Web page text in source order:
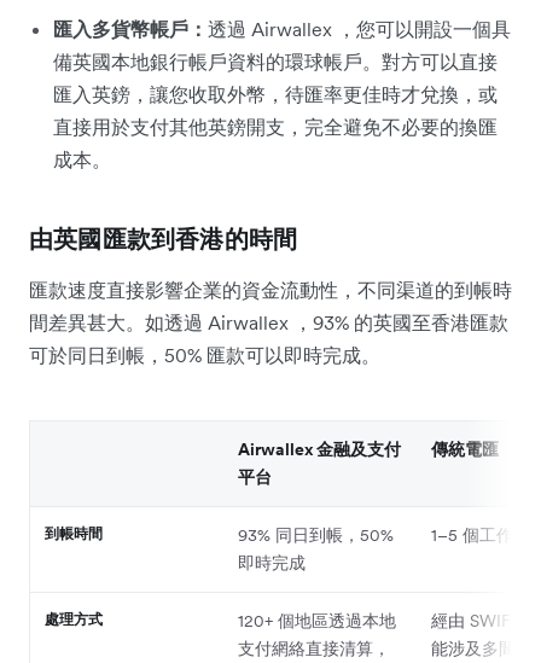
匯入多貨幣帳戶： 透過 Airwallex ，您可以開設一個具
備英國本地銀行帳戶資料的環球帳戶。對方可以直接
匯入英鎊，讓您收取外幣，待匯率更佳時才兌換，或
直接用於支付其他英鎊開支，完全避免不必要的換匯
成本。
由英國匯款到香港的時間
匯款速度直接影響企業的資金流動性，不同渠道的到帳時
間差異甚大。如透過 Airwallex ，93% 的英國至香港匯款
可於同日到帳，50% 匯款可以即時完成。
Airwallex 金融及支付
平台
傳統電匯
到帳時間
93% 同日到帳，50%
即時完成
1–5 個工作天
處理方式
120+ 個地區透過本地
支付網絡直接清算，
經由 SWIFT
能涉及多間中